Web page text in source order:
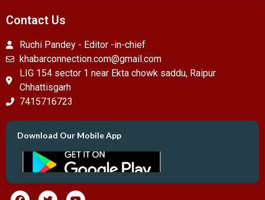
Contact Us
Ruchi Pandey - Editor -in-chief
khabarconnection.com@gmail.com
LIG 154 sector 1 near Ekta chowk saddu, Raipur
Chhattisgarh
7415716723
Download Our Mobile App